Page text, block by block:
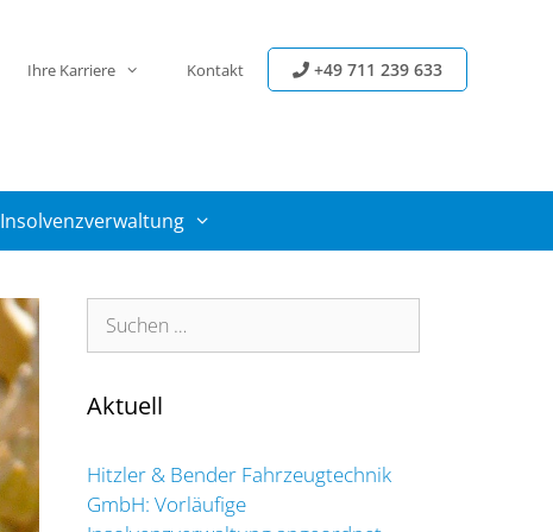
Ihre Karriere Kontakt +49 711 239 633
Insolvenzverwaltung
Suchen
nach:
Aktuell
Hitzler & Bender Fahrzeugtechnik
GmbH: Vorläufige